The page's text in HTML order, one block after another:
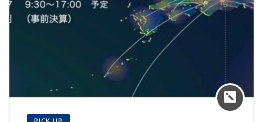
株式会社ゼニタ銭田治療院千種駅前就職説明会（Zoom）
星城大学公開講演会のご案内（ウィズコロナ・ポストコロ
ナ時代の男女共同参画）
2021年2月28日